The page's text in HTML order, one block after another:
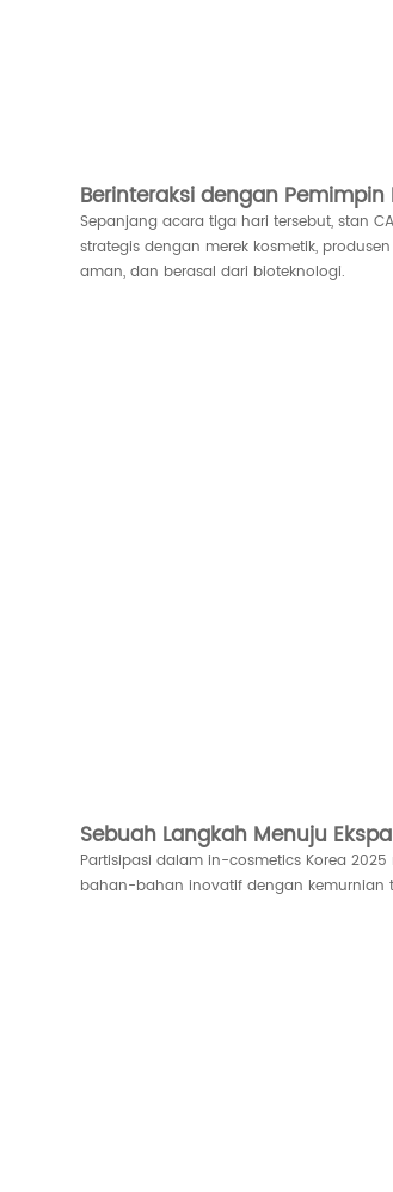
Berinteraksi dengan
Sepanjang acara tiga hari tersebut, stan
strategis dengan merek kosmetik,
aman, dan berasal dari bioteknologi.
Sebuah Langkah Menuju
Partisipasi dalam in-cosmetics Korea
bahan-bahan inovatif dengan kemurnian